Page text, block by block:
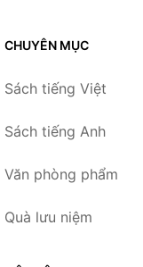
CHUYÊN MỤC
Sách tiếng Việt
Sách tiếng Anh
Văn phòng phẩm
Quà lưu niệm